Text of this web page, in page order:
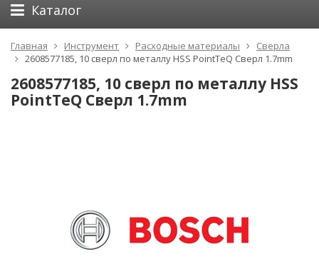
Каталог
Главная Инструмент Расходные материалы
Сверла
2608577185, 10 сверл по металлу HSS PointTeQ Сверл 1.7mm
2608577185, 10 сверл по металлу HSS
PointTeQ Сверл 1.7mm